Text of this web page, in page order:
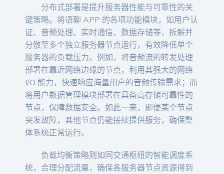
分布式部署是提升服务器性能与可靠性的关
键策略。将语聊 APP 的各项功能模块，如用户认
证、音频处理、实时通信、数据存储等，拆解并
分散至多个独立服务器节点运行，有效降低单个
服务器的负载压力。例如，将音频流的转发处理
部署在靠近网络边缘的节点，利用其强大的网络
I/O 能力，快速响应海量用户的音频传输需求；而
将用户数据管理模块部署在具备高存储可靠性的
节点，保障数据安全。如此一来，即便某个节点
突发故障，其他节点仍能接续提供服务，确保整
体系统正常运行。
负载均衡策略则如同交通枢纽的智能调度系
统，合理分配流量，确保各服务器节点资源得到